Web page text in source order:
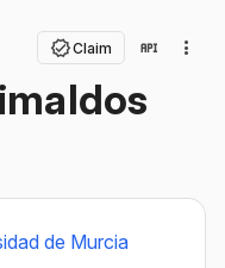
Claim
de Murcia